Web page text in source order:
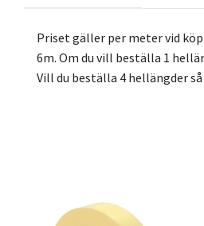
Priset gäller per meter vid
6m. Om du vill beställa 1
Vill du beställa 4 hellängder